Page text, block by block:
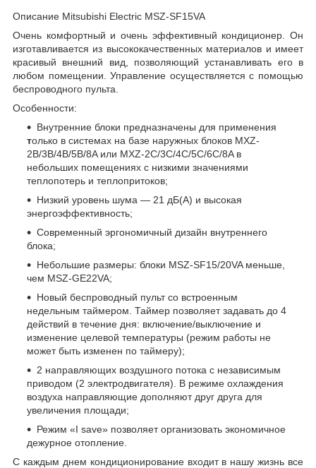
Описание Mitsubishi Electric MSZ-SF15VA
Очень комфортный и очень эффективный кондиционер. Он
изготавливается из высококачественных материалов и имеет
красивый внешний вид, позволяющий устанавливать его в
любом помещении. Управление осуществляется с помощью
беспроводного пульта.
Особенности:
Внутренние блоки предназначены для применения
только в системах на базе наружных блоков MXZ-
2B/3B/4B/5B/8A или MXZ-2C/3C/4C/5C/6C/8A в
небольших помещениях с низкими значениями
теплопотерь и теплопритоков;
Низкий уровень шума — 21 дБ(А) и высокая
энергоэффективность;
Современный эргономичный дизайн внутреннего
блока;
Небольшие размеры: блоки MSZ-SF15/20VA меньше,
чем MSZ-GE22VA;
Новый беспроводный пульт со встроенным
недельным таймером. Таймер позволяет задавать до 4
действий в течение дня: включение/выключение и
изменение целевой температуры (режим работы не
может быть изменен по таймеру);
2 направляющих воздушного потока с независимым
приводом (2 электродвигателя). В режиме охлаждения
воздуха направляющие дополняют друг друга для
увеличения площади;
Режим «I save» позволяет организовать экономичное
дежурное отопление.
С каждым днем кондиционирование входит в нашу жизнь все